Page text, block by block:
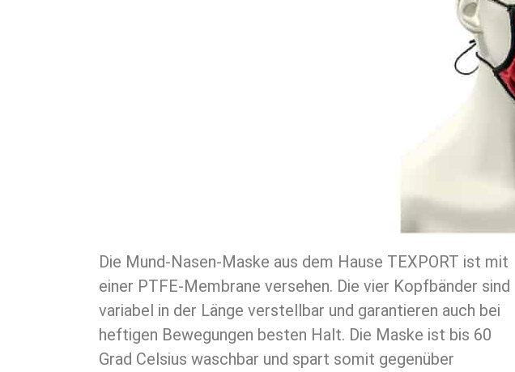
Die Mund-Nasen-Maske aus dem Hause TEXPORT ist mit
einer PTFE-Membrane versehen. Die vier Kopfbänder sind
variabel in der Länge verstellbar und garantieren auch bei
heftigen Bewegungen besten Halt. Die Maske ist bis 60
Grad Celsius waschbar und spart somit gegenüber
Mund-Nasen-Maske auch mit Logo oder Namen versehen
werden, wodurch Verwechslungen oder Diebstahl